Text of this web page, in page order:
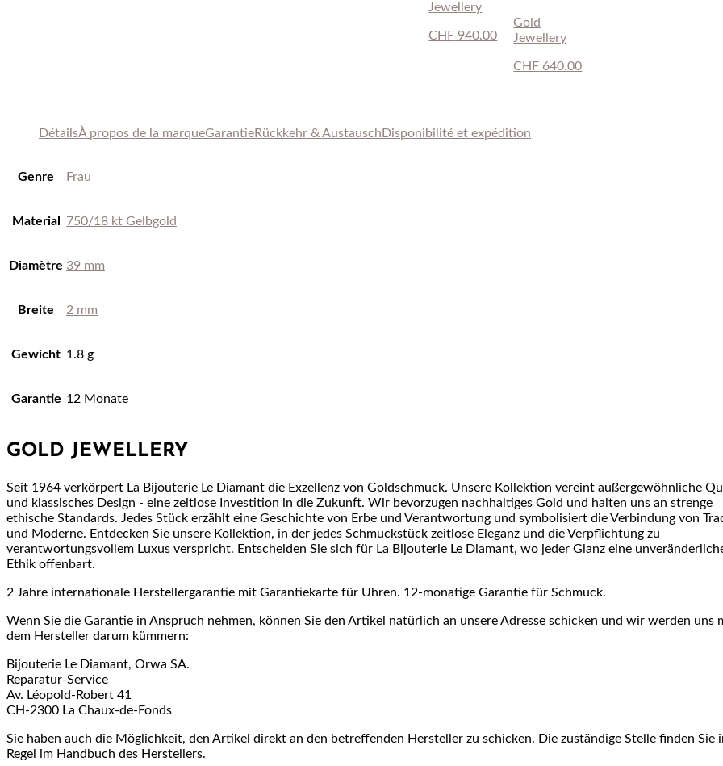
Jewellery
CHF 940.00
Gold
Jewellery
CHF 640.00
DétailsÀ propos de la marqueGarantieRückkehr & Austausch Disponibilité et expédition
Genre Frau
Material 750/18 kt Gelbgold
Diamètre 39 mm
Breite 2 mm
Gewicht 1.8 g
Garantie 12 Monate
GOLD JEWELLERY
Seit 1964 verkörpert La Bijouterie Le Diamant die Exzellenz von Goldschmuck. Unsere Kollektion vereint außergewöhnliche
und klassisches Design - eine zeitlose Investition in die Zukunft. Wir bevorzugen nachhaltiges Gold und halten uns an strenge
ethische Standards. Jedes Stück erzählt eine Geschichte von Erbe und Verantwortung und symbolisiert die Verbindung von
und Moderne. Entdecken Sie unsere Kollektion, in der jedes Schmuckstück zeitlose Eleganz und die Verpflichtung zu
verantwortungsvollem Luxus verspricht. Entscheiden Sie sich für La Bijouterie Le Diamant, wo jeder Glanz eine
Ethik offenbart.
2 Jahre internationale Herstellergarantie mit Garantiekarte für Uhren. 12-monatige Garantie für Schmuck.
Wenn Sie die Garantie in Anspruch nehmen, können Sie den Artikel natürlich an unsere Adresse schicken und wir werden uns
dem Hersteller darum kümmern:
Bijouterie Le Diamant, Orwa SA.
Reparatur-Service
Av. Léopold-Robert 41
CH-2300 La Chaux-de-Fonds
Sie haben auch die Möglichkeit, den Artikel direkt an den betreffenden Hersteller zu schicken. Die zuständige Stelle finden Sie
Regel im Handbuch des Herstellers.